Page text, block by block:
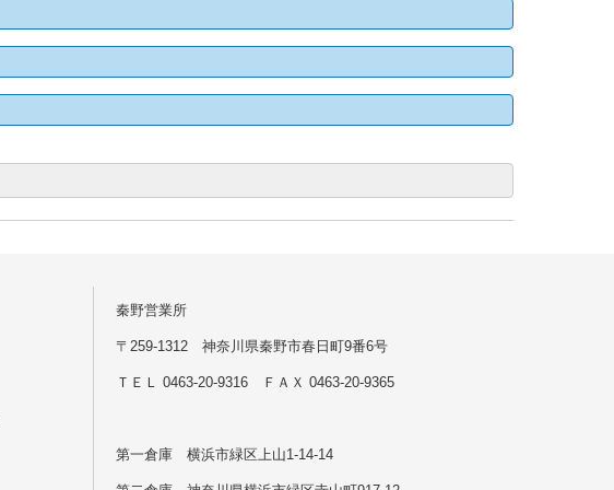
秦野営業所
〒259-1312 神奈川県秦野市春日町9番6号
ＴＥＬ 0463-20-9316 ＦＡＸ 0463-20-9365
第一倉庫 横浜市緑区上山1-14-14